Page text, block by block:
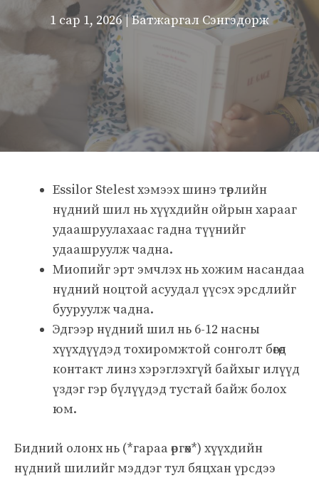
1 сар 1, 2026 | Батжаргал Сэнгэдорж
Essilor Stelest хэмээх шинэ төрлийн
нүдний шил нь хүүхдийн ойрын харааг
удаашруулахаас гадна түүнийг
удаашруулж чадна.
Миопийг эрт эмчлэх нь хожим насандаа
нүдний ноцтой асуудал үүсэх эрсдлийг
бууруулж чадна.
Эдгээр нүдний шил нь 6-12 насны
хүүхдүүдэд тохиромжтой сонголт бөгөөд
контакт линз хэрэглэхгүй байхыг илүүд
үздэг гэр бүлүүдэд тустай байж болох
юм.
Бидний олонх нь (*гараа өргөх*) хүүхдийн
нүдний шилийг мэддэг тул бяцхан үрсдээ